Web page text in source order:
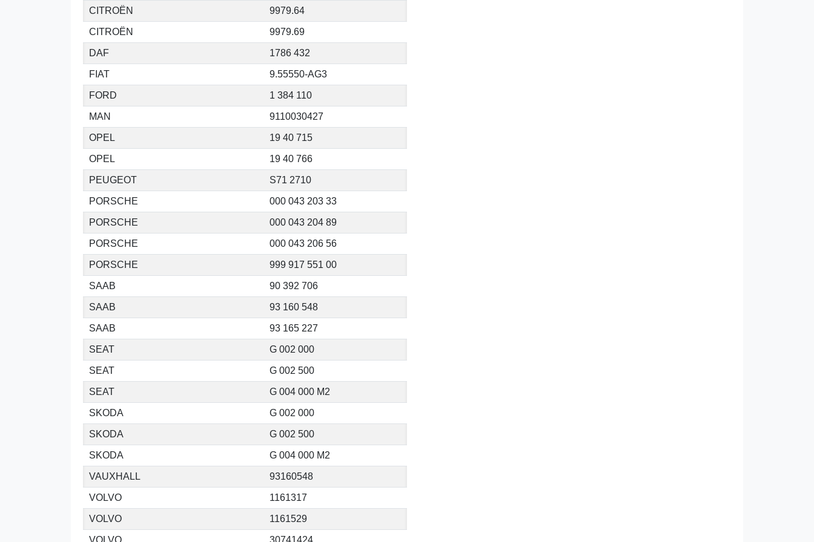
CITROËN 9979.64
CITROËN 9979.69
DAF 1786 432
FIAT 9.55550-AG3
FORD 1 384 110
MAN 9110030427
OPEL 19 40 715
OPEL 19 40 766
PEUGEOT S71 2710
PORSCHE 000 043 203 33
PORSCHE 000 043 204 89
PORSCHE 000 043 206 56
PORSCHE 999 917 551 00
SAAB 90 392 706
SAAB 93 160 548
SAAB 93 165 227
SEAT G 002 000
SEAT G 002 500
SEAT G 004 000 M2
SKODA G 002 000
SKODA G 002 500
SKODA G 004 000 M2
VAUXHALL 93160548
VOLVO 1161317
VOLVO 1161529
VOLVO 30741424